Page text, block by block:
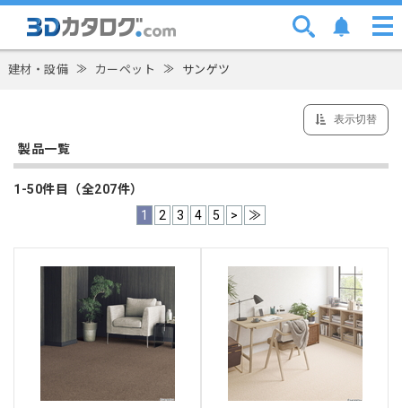
建材・設備 ≫ カーペット ≫ サンゲツ
表示切替
製品一覧
1-50件目（全207件）
1
2 3 4 5 > ≫